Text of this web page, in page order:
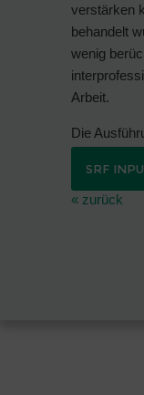
verstärken
behandelt
wenig
Arbeit.
Die
SRF
« zurück